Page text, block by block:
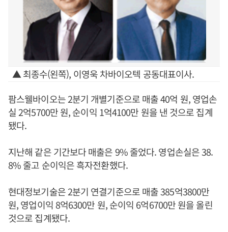
▲ 최종수(왼쪽), 이영욱 차바이오텍 공동대표이사.
팜스웰바이오는 2분기 개별기준으로 매출 40억 원, 영업손
실 2억5700만 원, 순이익 1억4100만 원을 낸 것으로 집계
됐다.
지난해 같은 기간보다 매출은 9% 줄었다. 영업손실은 38.
8% 줄고 순이익은 흑자전환했다.
현대정보기술은 2분기 연결기준으로 매출 385억3800만
원, 영업이익 8억6300만 원, 순이익 6억6700만 원을 올린
것으로 집계됐다.